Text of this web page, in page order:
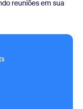
reuniões em sua